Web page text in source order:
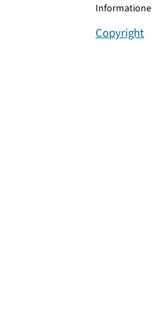
Copyright